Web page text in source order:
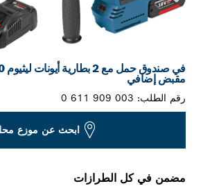
مقبض إضافي
رقم الطلب:0 611 909 003
ابحث عن موزع محلي
مضمن في كل الطرازات